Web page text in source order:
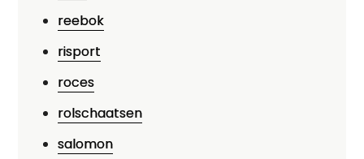
reebok
risport
roces
rolschaatsen
salomon